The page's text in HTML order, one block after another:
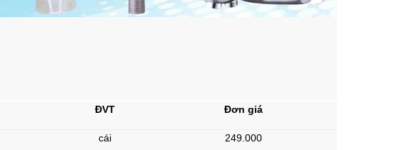
ĐVT Đơn giá
cái 249.000